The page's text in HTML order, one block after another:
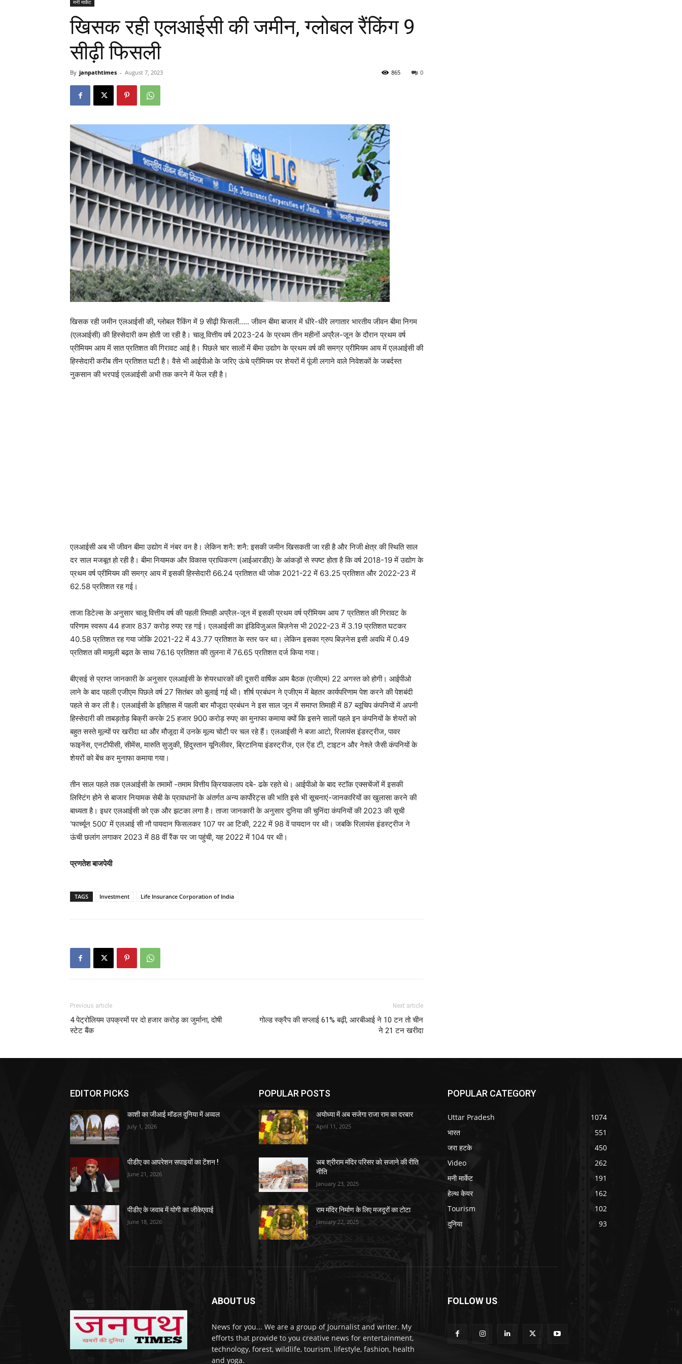
मनी मार्केट
खिसक रही एलआईसी की जमीन, ग्लोबल रैंकिंग 9
सीढ़ी फिसली
By janpathtimes - August 7, 2023 0
865
खिसक रही जमीन एलआईसी की, ग्लोबल रैंकिंग में 9 सीढ़ी फिसली….. जीवन बीमा बाजार में धीरे-धीरे लगातार भारतीय जीवन बीमा निगम
(एलआईसी) की हिस्सेदारी कम होती जा रही है। चालू वित्तीय वर्ष 2023-24 के प्रथम तीन महीनों अप्रैल-जून के दौरान प्रथम वर्ष
प्रीमियम आय में सात प्रतिशत की गिरावट आई है। पिछले चार सालों में बीमा उद्योग के प्रथम वर्ष की समग्र प्रीमियम आय में एलआईसी की
हिस्सेदारी करीब तीन प्रतिशत घटी है। वैसे भी आईपीओ के जरिए ऊंचे प्रीमियम पर शेयरों में पूंजी लगाने वाले निवेशकों के जबर्दस्त
नुकसान की भरपाई एलआईसी अभी तक करने में फेल रही है।
एलआईसी अब भी जीवन बीमा उद्योग में नंबर वन है। लेकिन शनै: शनै: इसकी जमीन खिसकती जा रही है और निजी क्षेत्र की स्थिति साल
दर साल मजबूत हो रही है। बीमा नियामक और विकास प्राधिकरण (आईआरडीए) के आंकड़ों से स्पष्ट होता है कि वर्ष 2018-19 में उद्योग के
प्रथम वर्ष प्रीमियम की समग्र आय में इसकी हिस्सेदारी 66.24 प्रतिशत थी जोक 2021-22 में 63.25 प्रतिशत और 2022-23 में
62.58 प्रतिशत रह गई।
ताजा डिटेल्स के अनुसार चालू वित्तीय वर्ष की पहली तिमाही अप्रैल-जून में इसकी प्रथम वर्ष प्रीमियम आय 7 प्रतिशत की गिरावट के
परिणाम स्वरूप 44 हजार 837 करोड़ रुपए रह गई। एलआईसी का इंडिविजुअल बिज़नेस भी 2022-23 में 3.19 प्रतिशत घटकर
40.58 प्रतिशत रह गया जोकि 2021-22 में 43.77 प्रतिशत के स्तर फर था। लेकिन इसका ग्रुप बिज़नेस इसी अवधि में 0.49
प्रतिशत की मामूली बढ़त के साथ 76.16 प्रतिशत की तुलना में 76.65 प्रतिशत दर्ज किया गया।
बीएसई से प्राप्त जानकारी के अनुसार एलआईसी के शेयरधारकों की दूसरी वार्षिक आम बैठक (एजीएम) 22 अगस्त को होगी। आईपीओ
लाने के बाद पहली एजीएम पिछले वर्ष 27 सितंबर को बुलाई गई थी। शीर्ष प्रबंधन ने एजीएम में बेहतर कार्यपरिणाम पेश करने की पेशबंदी
पहले से कर ली है। एलआईसी के इतिहास में पहली बार मौजूदा प्रबंधन ने इस साल जून में समाप्त तिमाही में 87 ब्लूचिप कंपनियों में अपनी
हिस्सेदारी की ताबड़तोड़ बिक्री करके 25 हजार 900 करोड़ रुपए का मुनाफा कमाया क्यों कि इसने सालों पहले इन कंपनियों के शेयरों को
बहुत सस्ते मूल्यों पर खरीदा था और मौजूदा में उनके मूल्य चोटी पर चल रहे हैं। एलआईसी ने बजा आटो, रिलायंस इंडस्ट्रीज, पावर
फाइनेंस, एनटीपीसी, सीमेंस, मारुति सुजुकी, हिंदुस्तान यूनिलीवर, ब्रिटानिया इंडस्ट्रीज, एल ऐंड टी, टाइटन और नेश्ले जैसी कंपनियों के
शेयरों को बेंच कर मुनाफा कमाया गया।
तीन साल पहले तक एलआईसी के तमामों -तमाम वित्तीय क्रियाकलाप दबे- ढके रहते थे। आईपीओ के बाद स्टाॅक एक्सचेंजों में इसकी
लिस्टिंग होने से बाजार नियामक सेबी के प्रावधानों के अंतर्गत अन्य कार्पोरेट्स की भांति इसे भी सूचनाएं-जानकारियों का खुलासा करने की
बाध्यता है। इधर एलआईसी को एक और झटका लगा है। ताजा जानकारी के अनुसार दुनिया की चुनिंदा कंपनियों की 2023 की सूची
‘फार्च्यून 500’ में एलआई सी नौ पायदान फिसलकर 107 पर आ टिकी, 222 में 98 वें पायदान पर थी। जबकि रिलायंस इंडस्ट्रीज ने
ऊंची छलांग लगाकर 2023 में 88 वीं रैंक पर जा पहुंची, यह 2022 में 104 पर थी।
प्रणतेश बाजपेयी
TAGS Investment Life Insurance Corporation of India
Previous article
4 पेट्रोलियम उपक्रमों पर दो हजार करोड़ का जुर्माना, दोषी
स्टेट बैंक
Next article
गोल्ड स्क्रैप की सप्लाई 61% बढ़ी, आरबीआई ने 10 टन तो चीन
ने 21 टन खरीदा
EDITOR PICKS
काशी का जीआई मॉडल दुनिया में अव्वल
July 1, 2026
पीडीए का आपरेशन सपाइयों का टेंशन !
June 21, 2026
पीडीए के जवाब में योगी का जीकेएवाई
June 18, 2026
POPULAR POSTS
अयोध्या में अब सजेगा राजा राम का दरबार
April 11, 2025
अब श्रीराम मंदिर परिसर को सजाने की रीति
नीति
January 23, 2025
राम मंदिर निर्माण के लिए मजदूरों का टोटा
January 22, 2025
POPULAR CATEGORY
Uttar Pradesh
1074
भारत
551
जरा हटके
450
Video
262
मनी मार्केट
191
हेल्थ केयर
162
Tourism
102
दुनिया
93
ABOUT US
News for you... We are a group of Journalist and writer. My
efforts that provide to you creative news for entertainment,
technology, forest, wildlife, tourism, lifestyle, fashion, health
and yoga.
FOLLOW US